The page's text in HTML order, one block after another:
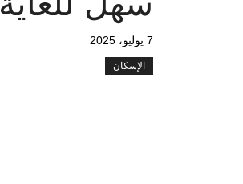
7 يوليو، 2025
الإسكان